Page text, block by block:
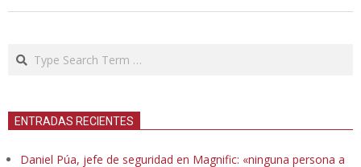
Search
ENTRADAS RECIENTES
Daniel Púa, jefe de seguridad en Magnific: «ninguna persona a